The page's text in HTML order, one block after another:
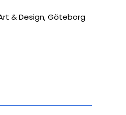
& Design, Göteborg